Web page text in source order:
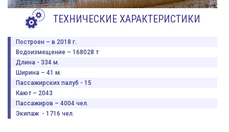
ТЕХНИЧЕСКИЕ ХАРАКТЕРИСТИКИ
Построен – в 2018 г.
Водоизмещение – 168028 т
Длина - 334 м.
Ширина – 41 м.
Пассажирских палуб - 15
Кают – 2043
Пассажиров – 4004 чел.
Экипаж - 1716 чел.